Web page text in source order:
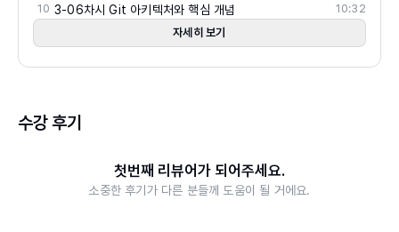
10 3-06차시 Git 아키텍처와 핵심 개념
10:32
자세히 보기
수강 후기
첫번째 리뷰어가 되어주세요.
소중한 후기가 다른 분들께 도움이 될 거에요.